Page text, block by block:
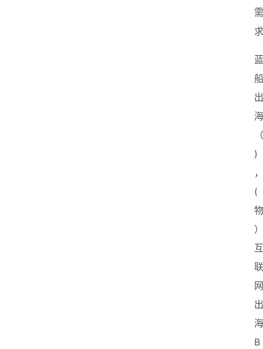
需
求
蓝
船
出
海
（
)
，
(
物
）
互
联
网
出
海
B